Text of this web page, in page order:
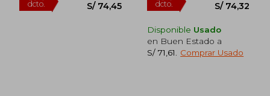
Disponible Usado
en Buen Estado a
S/ 71,61
Comprar Usado